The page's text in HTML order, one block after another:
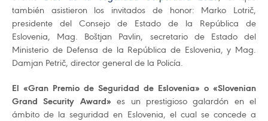
también asistieron los invitados de honor: Marko Lotrič,
presidente del Consejo de Estado de la República de
Eslovenia, Mag. Boštjan Pavlin, secretario de Estado del
Ministerio de Defensa de la República de Eslovenia, y Mag.
Damjan Petrič, director general de la Policía.
El «Gran Premio de Seguridad de Eslovenia» o «Slovenian
Grand Security Award» es un prestigioso galardón en el
ámbito de la seguridad en Eslovenia, el cual se concede a